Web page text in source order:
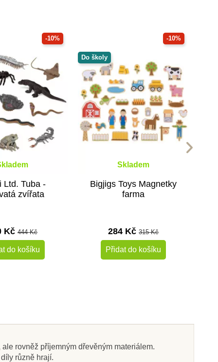
-10%
Ltd. Tuba -
zvířata
Kč444 Kč
do košíku
-10%
Do školy
Skladem
Bigjigs Toys Magnetky
farma
284 Kč315 Kč
Přidat do košíku
rovněž příjemným dřevěným materiálem.
různě hrají.